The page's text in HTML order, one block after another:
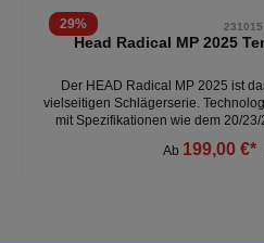
29% 231015
Head Radical MP 2025
Der HEAD Radical MP 2025 ist
vielseitigen Schlägerserie.
mit Spezifikationen wie dem 20/
Kopfgröße von 98 Quadratzoll,
Ab 199,00 €*